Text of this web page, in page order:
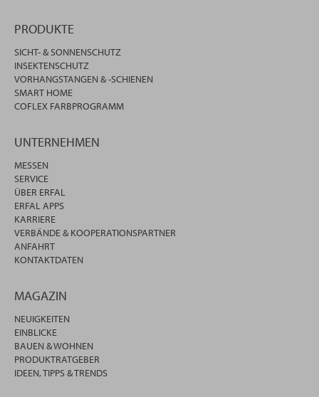
PRODUKTE
SICHT- & SONNENSCHUTZ
INSEKTENSCHUTZ
VORHANGSTANGEN & -SCHIENEN
SMART HOME
COFLEX FARBPROGRAMM
UNTERNEHMEN
MESSEN
SERVICE
ÜBER ERFAL
ERFAL APPS
KARRIERE
VERBÄNDE & KOOPERATIONSPARTNER
ANFAHRT
KONTAKTDATEN
MAGAZIN
NEUIGKEITEN
EINBLICKE
BAUEN & WOHNEN
PRODUKTRATGEBER
IDEEN, TIPPS & TRENDS